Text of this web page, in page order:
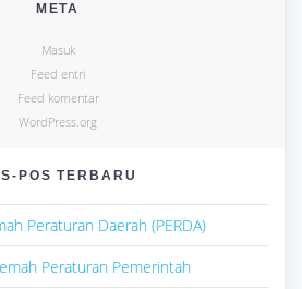
META
Masuk
Feed entri
Feed komentar
WordPress.org
POS TERBARU
Peraturan Daerah (PERDA)
Peraturan Pemerintah